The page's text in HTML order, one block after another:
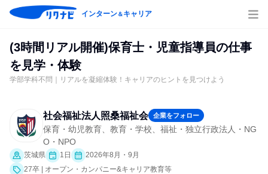
インターン＆キャリア
(3時間リアル開催)保育士・児童指導員の仕事
を見学・体験
学部学科不問｜リアルを凝縮体験！キャリアのヒントを見つけよう
社会福祉法人照桑福祉会 企業をフォロー
保育・幼児教育、教育・学校、福祉・独立行政法人・NG
O・NPO
茨城県 1日
2026年8月・9月
27卒 | オープン・カンパニー&キャリア教育等